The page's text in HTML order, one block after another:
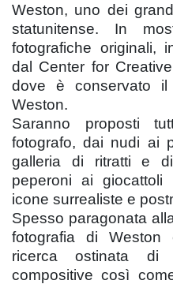
Weston, uno dei
statunitense. In
fotografiche originali,
dal Center for
dove è conservato
Weston.
Saranno proposti
fotografo, dai nudi ai
galleria di ritratti e
peperoni ai
icone surrealiste e
Spesso paragonata
fotografia di Weston
ricerca ostinata di
compositive così